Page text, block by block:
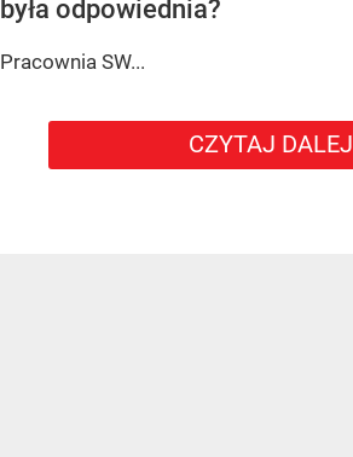
była odpowiednia?
Pracownia SW...
CZYTAJ DALEJ